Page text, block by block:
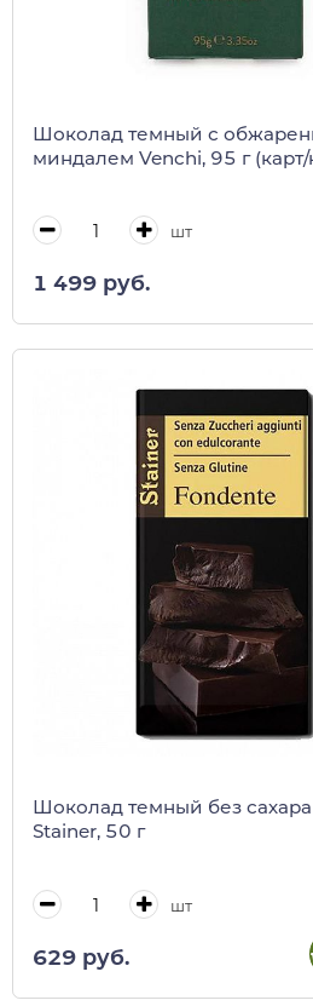
Шоколад темный с
миндалем Venchi, 95 г (карт/
шт
1 499 руб.
Шоколад темный без
Stainer, 50 г
шт
629 руб.